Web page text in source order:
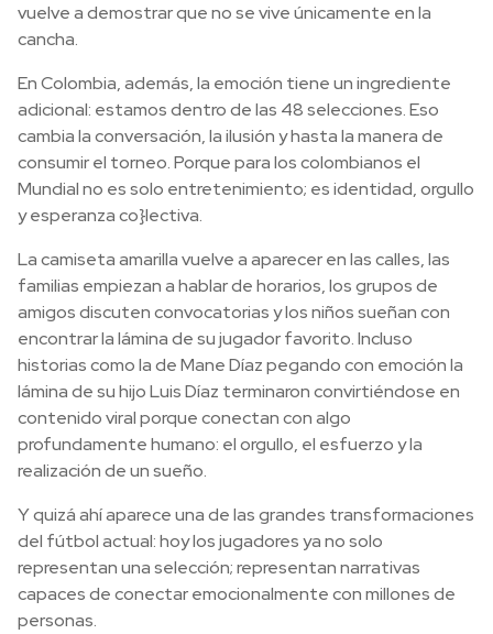
vuelve a demostrar que no se vive únicamente en la
cancha.
En Colombia, además, la emoción tiene un ingrediente
adicional: estamos dentro de las 48 selecciones. Eso
cambia la conversación, la ilusión y hasta la manera de
consumir el torneo. Porque para los colombianos el
Mundial no es solo entretenimiento; es identidad, orgullo
y esperanza co}lectiva.
La camiseta amarilla vuelve a aparecer en las calles, las
familias empiezan a hablar de horarios, los grupos de
amigos discuten convocatorias y los niños sueñan con
encontrar la lámina de su jugador favorito. Incluso
historias como la de Mane Díaz pegando con emoción la
lámina de su hijo Luis Díaz terminaron convirtiéndose en
contenido viral porque conectan con algo
profundamente humano: el orgullo, el esfuerzo y la
realización de un sueño.
Y quizá ahí aparece una de las grandes transformaciones
del fútbol actual: hoy los jugadores ya no solo
representan una selección; representan narrativas
capaces de conectar emocionalmente con millones de
personas.